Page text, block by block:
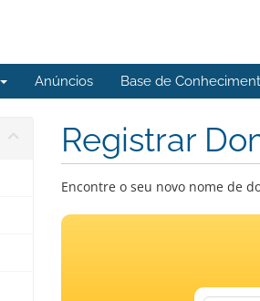
Anúncios Base de
Registrar
Encontre o seu novo nome de